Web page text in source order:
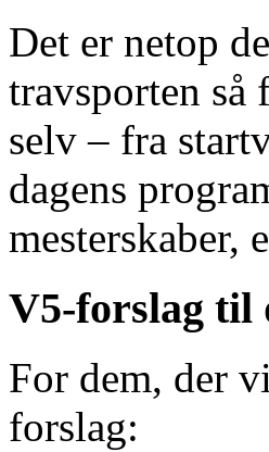
Det er netop
travsporten
selv – fra
dagens
mesterskaber,
V5-forslag til
For dem, der
forslag: